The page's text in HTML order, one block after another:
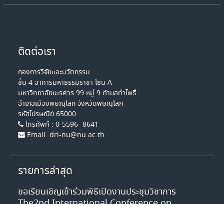
ติดต่อเรา
กองการวิจัยและนวัตกรรม
ชั้น 4 อาคารมหาธรรมราชา โซน A
มหาวิทยาลัยนเรศวร 99 หมู่ 9 ตำบลท่าโพธิ์
อำเภอเมืองพิษณุโลก จังหวัดพิษณุโลก
รหัสไปรษณีย์ 65000
โทรศัพท์ : 0-5596- 8641
Email: dri-nu@nu.ac.th
รายการล่าสุด
ขอเรียนเชิญเข้าร่วมพิธีเปิดงานประชุมวิชาการ